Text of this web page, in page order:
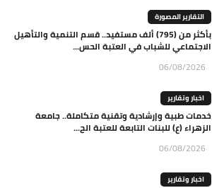
التقارير المصورة
بأكثر من (795) ألف مستفيد.. قسم التنمية والتأهيل
الاجتماعي للشباب في العتبة الحس...
06/08/2026
اخبار وتقارير
خدمات طبية وإرشادية وتقنية متكاملة.. جامعة
الزهراء (ع) للبنات التابعة للعتبة الح...
06/08/2026
اخبار وتقارير